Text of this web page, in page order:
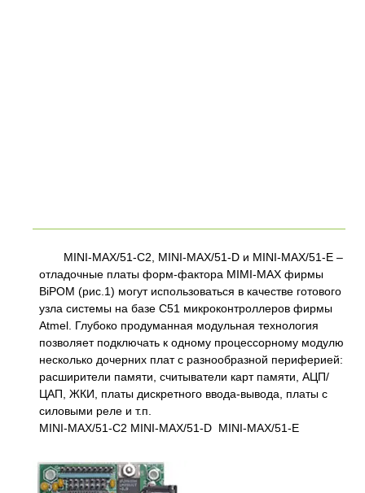
MINI-MAX/51-C2, MINI-MAX/51-D и MINI-MAX/51-E –
отладочные платы форм-фактора MIMI-MAX фирмы
BiPOM (рис.1) могут использоваться в качестве готового
узла системы на базе C51 микроконтроллеров фирмы
Atmel. Глубоко продуманная модульная технология
позволяет подключать к одному процессорному модулю
несколько дочерних плат с разнообразной периферией:
расширители памяти, считыватели карт памяти, АЦП/
ЦАП, ЖКИ, платы дискретного ввода-вывода, платы с
силовыми реле и т.п.
MINI-MAX/51-C2 MINI-MAX/51-D MINI-MAX/51-E